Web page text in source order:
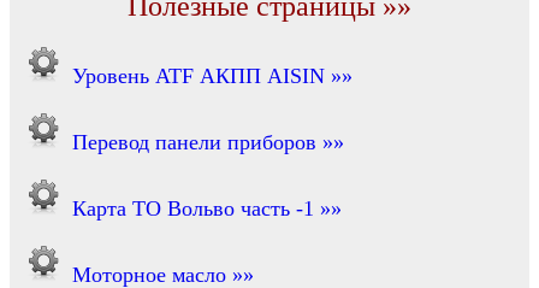
Уровень ATF АКПП AISIN »»
Перевод панели приборов »»
Карта ТО Вольво часть -1 »»
Моторное масло »»